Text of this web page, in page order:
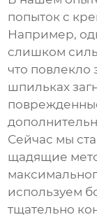
попыток с
Например,
слишком
что
шпильках
Сейчас мы
щадящие
используем
тщательно